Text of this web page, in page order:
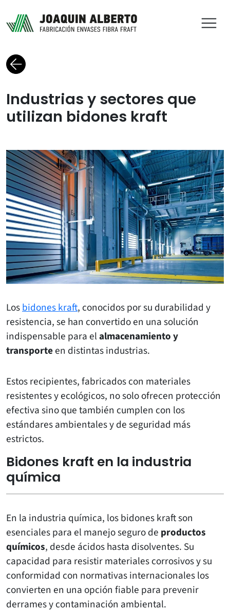
Volver al blog
Industrias y sectores que
utilizan bidones kraft
Losbidones kraft, conocidos por su durabilidad y
resistencia, se han convertido en una solución
indispensable para elalmacenamiento y
transporteen distintas industrias.
Estos recipientes, fabricados con materiales
resistentes y ecológicos, no solo ofrecen protección
efectiva sino que también cumplen con los
estándares ambientales y de seguridad más
estrictos.
Bidones kraft en la industria
química
En la industria química, los bidones kraft son
esenciales para el manejo seguro de productos
químicos, desde ácidos hasta disolventes. Su
capacidad para resistir materiales corrosivos y su
conformidad con normativas internacionales los
convierten en una opción fiable para prevenir
derrames y contaminación ambiental.